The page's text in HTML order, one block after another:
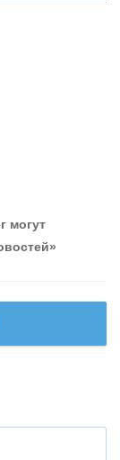
чтобы
цифровом
могут